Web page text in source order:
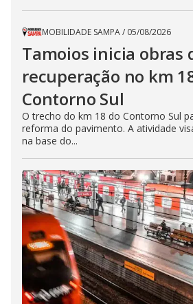
MOBILIDADE SAMPA/ 05/08/2026
Tamoios inicia obras
recuperação no km
Contorno Sul
O trecho do km 18 do Contorno Sul
reforma do pavimento. A atividade
na base do...